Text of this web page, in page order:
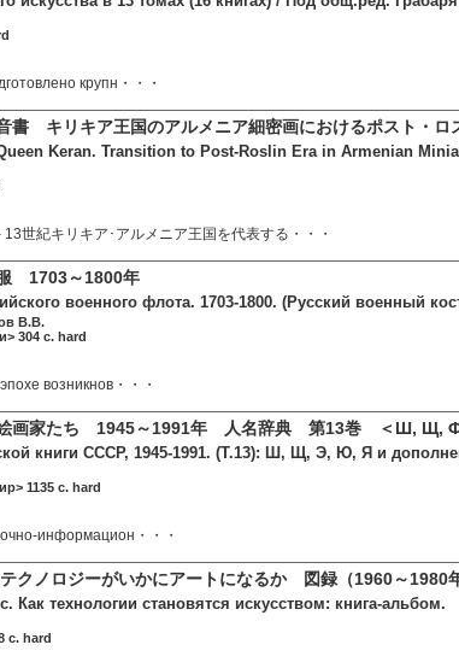
крупн・・・
書 キリキア王国のアルメニア細密画におけるポスト・ロ
Keran. Transition to Post-Roslin Era in Armenian
13世紀キリキア･アルメニア王国を代表する・・・
服 1703～1800年
военного флота. 1703-1800. (Русский военный
В.В.
304 c. hard
возникнов・・・
絵画家たち 1945～1991年 人名辞典 第13巻 ＜Ш, Щ,
книги СССР, 1945-1991. (Т.13): Ш, Щ, Э, Ю, Я и
1135 c. hard
информацион・・・
クノロジーがいかにアートになるか 図録（1960～1980
Как технологии становятся искусством: книга-альбом.
c. hard